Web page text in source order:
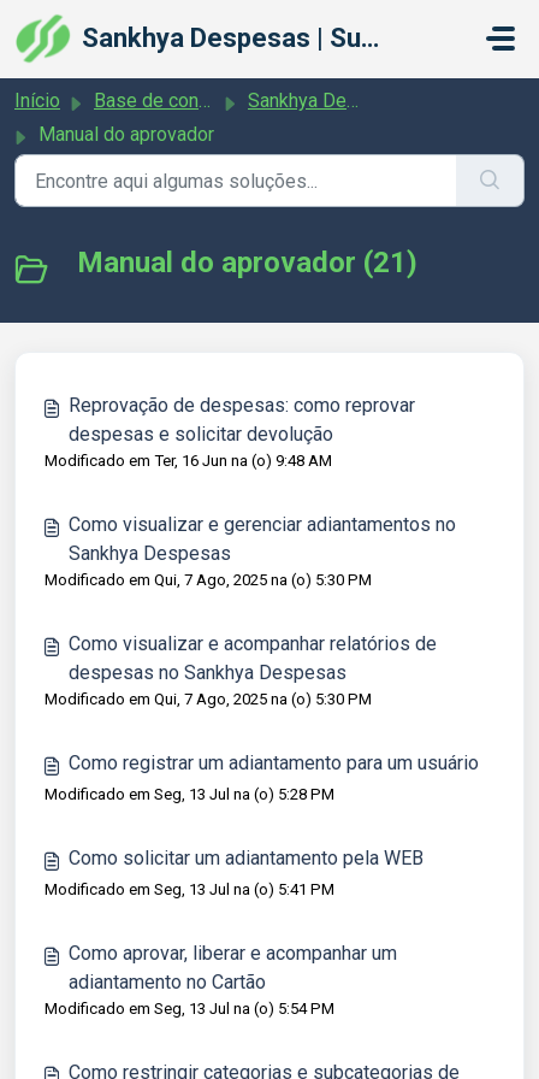
Ir para o conteúdo principal
Sankhya Despesas | Suporte
Início Base de conhecimento
Sankhya Despesas: Manual do aprovador
Manual do aprovador
Manual do aprovador (21)
Reprovação de despesas: como reprovar
despesas e solicitar devolução
Modificado em Ter, 16 Jun na (o) 9:48 AM
Como visualizar e gerenciar adiantamentos no
Sankhya Despesas
Modificado em Qui, 7 Ago, 2025 na (o) 5:30 PM
Como visualizar e acompanhar relatórios de
despesas no Sankhya Despesas
Modificado em Qui, 7 Ago, 2025 na (o) 5:30 PM
Como registrar um adiantamento para um usuário
Modificado em Seg, 13 Jul na (o) 5:28 PM
Como solicitar um adiantamento pela WEB
Modificado em Seg, 13 Jul na (o) 5:41 PM
Como aprovar, liberar e acompanhar um
adiantamento no Cartão
Modificado em Seg, 13 Jul na (o) 5:54 PM
Como restringir categorias e subcategorias de